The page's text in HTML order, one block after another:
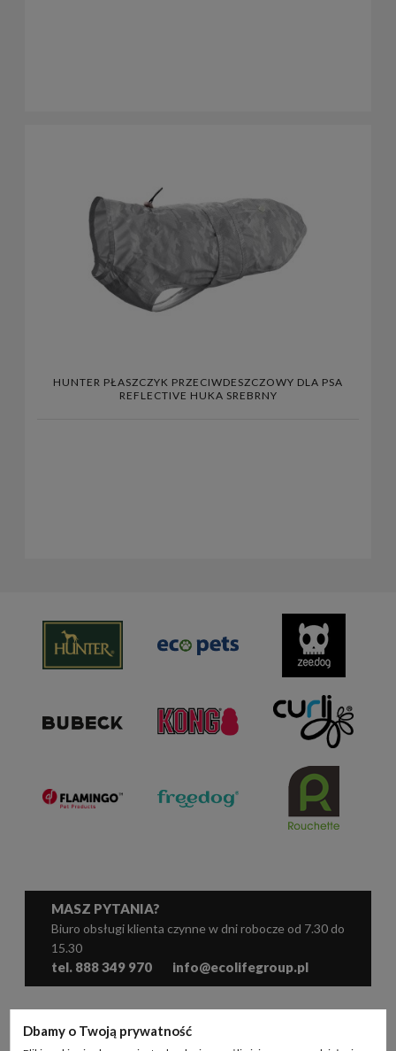
HUNTER PŁASZCZYK PRZECIWDESZCZOWY DLA PSA
REFLECTIVE HUKA SREBRNY
MASZ PYTANIA?
Biuro obsługi klienta czynne w dni robocze od 7.30 do
15.30
tel. 888 349 970 info@ecolifegroup.pl
Dbamy o Twoją prywatność